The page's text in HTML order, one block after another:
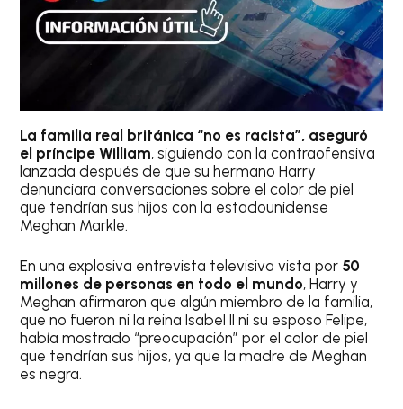
La familia real británica “no es racista”, aseguró
el príncipe William, siguiendo con la contraofensiva
lanzada después de que su hermano Harry
denunciara conversaciones sobre el color de piel
que tendrían sus hijos con la estadounidense
Meghan Markle.
En una explosiva entrevista televisiva vista por 50
millones de personas en todo el mundo, Harry y
Meghan afirmaron que algún miembro de la familia,
que no fueron ni la reina Isabel II ni su esposo Felipe,
había mostrado “preocupación” por el color de piel
que tendrían sus hijos, ya que la madre de Meghan
es negra.